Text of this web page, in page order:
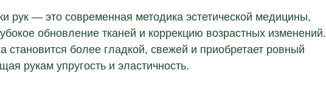
рук — это современная методика эстетической медицины,
обновление тканей и коррекцию возрастных изменений.
становится более гладкой, свежей и приобретает ровный
рукам упругость и эластичность.